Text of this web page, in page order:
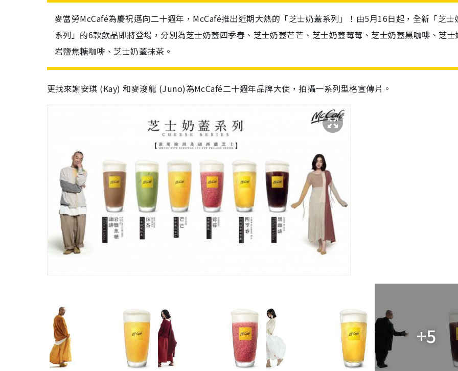
麥當勞McCafé為慶祝邁向二十週年，McCafé推出近期大熱的「芝士奶蓋系列」！由5月16日起，全新「芝士
系列」的6款飲品即將登場，分別為芝士奶蓋四季春、芝士奶蓋芒芒、芝士奶蓋莓莓、芝士奶蓋黑咖啡、芝士
岩鹽焦糖咖啡、芝士奶蓋抹茶。
更找來謝安琪 (Kay) 和麥浚龍 (Juno)為McCafé二十週年品牌大使，拍攝一系列型格宣傳片。
+5